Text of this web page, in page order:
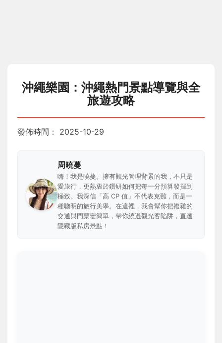
沖繩樂園：沖繩熱門景點導覽與全
旅遊攻略
發佈時間： 2025-10-29
周曉蔓
嗨！我是曉蔓。擁有觀光管理背景的我，不只是
愛旅行，更熱衷於鑽研如何把每一分預算發揮到
極致。我深信「高 CP 值」不代表克難，而是一
種聰明的旅行美學。在這裡，我會幫你把複雜的
交通與門票變簡單，帶你繞過觀光客陷阱，直達
隱藏版私房景點！